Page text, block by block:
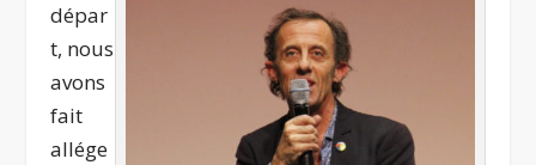
dépar
t, nous
avons
fait
allége